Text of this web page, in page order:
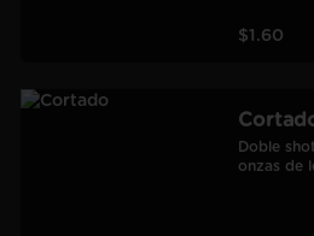
$1.60
Doble
onzas de